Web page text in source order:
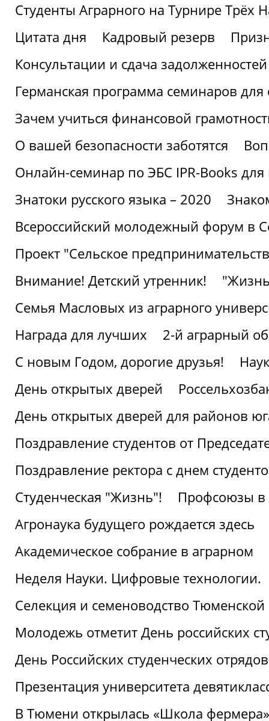
Студенты Аграрного на Турнире Трёх
Цитата дня
Кадровый резерв
Консультации и сдача
Германская программа семинаров для
Зачем учиться финансовой
О вашей безопасности заботятся
Онлайн-семинар по ЭБС IPR-Books для
Знатоки русского языка – 2020
Всероссийский молодежный форум в
Проект "Сельское
Внимание! Детский утренник!
Семья Масловых из аграрного
Награда для лучших
2-й аграрный
С новым Годом, дорогие друзья!
День открытых дверей
День открытых дверей для районов
Поздравление студентов от
Поздравление ректора с днем
Студенческая "Жизнь"!
Профсоюзы в
Агронаука будущего рождается здесь
Академическое собрание в аграрном
Неделя Науки. Цифровые технологии.
Селекция и семеноводство Тюменской
Молодежь отметит День российских
День Российских студенческих
Презентация университета
В Тюмени открылась «Школа фермера»